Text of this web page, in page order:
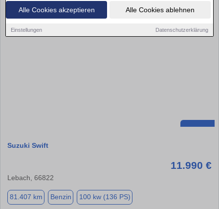
Alle Cookies akzeptieren Alle Cookies ablehnen
Einstellungen Datenschutzerklärung
Suzuki Swift
11.990 €
Lebach, 66822
81.407 km Benzin 100 kw (136 PS)